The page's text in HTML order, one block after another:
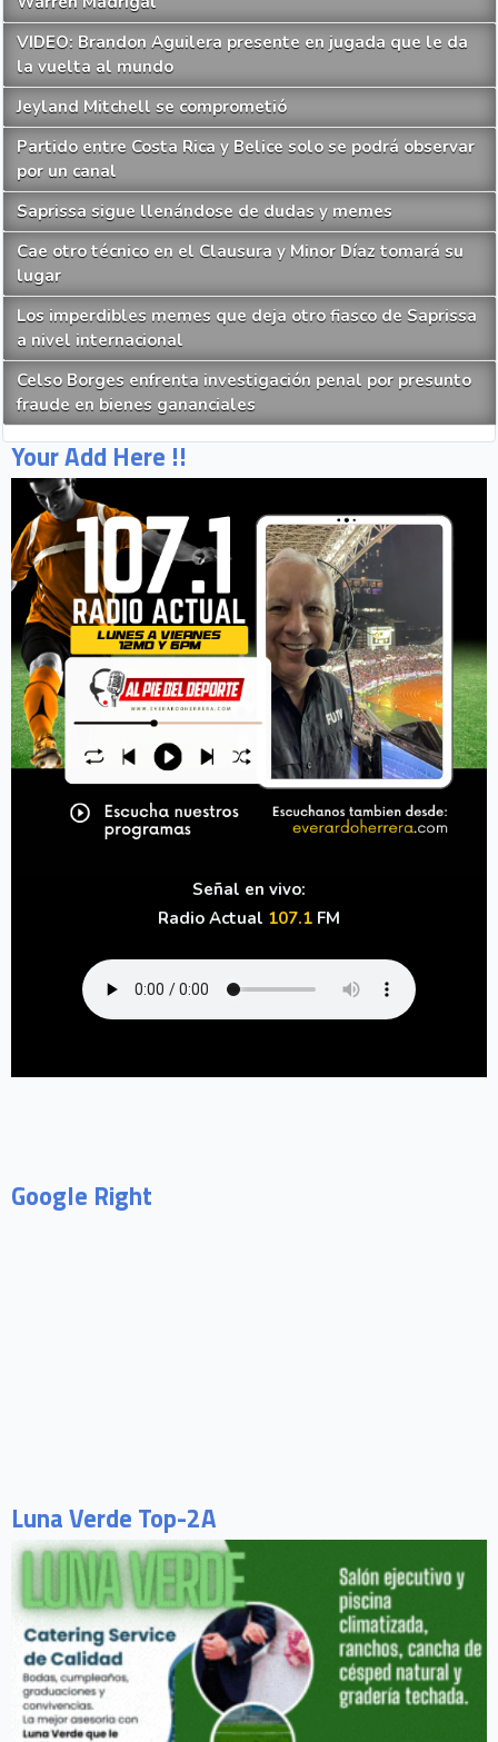
VIDEO: Brandon Aguilera presente en jugada que le da
la vuelta al mundo
Jeyland Mitchell se comprometió
Partido entre Costa Rica y Belice solo se podrá observar
por un canal
Saprissa sigue llenándose de dudas y memes
Cae otro técnico en el Clausura y Minor Díaz tomará su
lugar
Los imperdibles memes que deja otro fiasco de Saprissa
a nivel internacional
Celso Borges enfrenta investigación penal por presunto
fraude en bienes gananciales
Your Add Here !!
Señal en vivo:
Radio Actual 107.1 FM
Google Right
Luna Verde Top-2A